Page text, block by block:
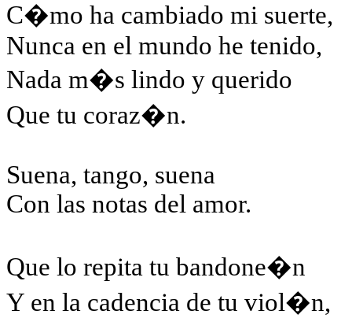
C�mo ha cambiado mi suerte,
Nunca en el mundo he tenido,
Nada m�s lindo y querido
Que tu coraz�n.
Suena, tango, suena
Con las notas del amor.
Que lo repita tu bandone�n
Y en la cadencia de tu viol�n,